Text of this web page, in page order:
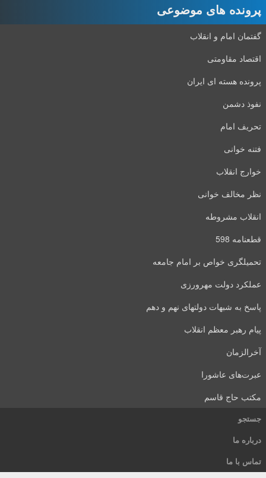
های موضوعی
امام و انقلاب
مقاومتی
هسته ای ایران
دشمن
امام
خوانی
انقلاب
مخالف خوانی
مشروطه
598
خواص بر امام جامعه
دولت مهرورزی
به شبهات دولتهای نهم و دهم
رهبر معظم انقلاب
عاشورا
حاج قاسم
ما
با ما